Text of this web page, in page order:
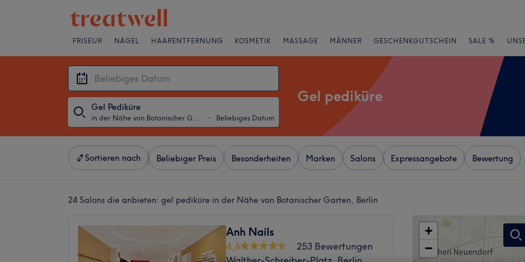
FRISEUR NÄGEL HAARENTFERNUNG KOSMETIK MASSAGE MÄNNER GESCHENKGUTSCHEIN SALE %
Gel Pediküre
in der Nähe von Botanischer Garten, Berlin ・ Beliebiges Datum
Gel pediküre
Sortieren nach Beliebiger Preis Besonderheiten Marken Salons Expressangebote Bewertung
24 Salons die anbieten: gel pediküre in der Nähe von Botanischer Garten, Berlin
Anh Nails
4,6
253 Bewertungen
+
−